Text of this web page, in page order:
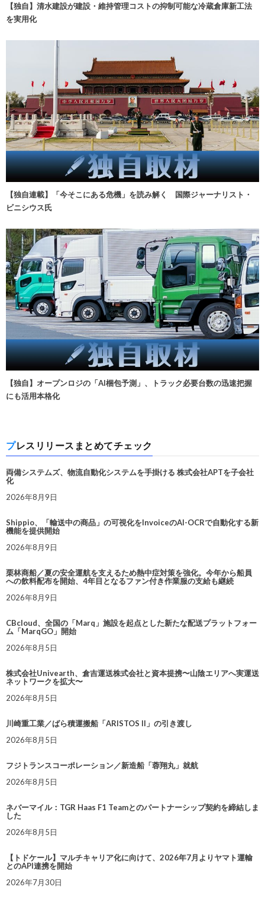
【独自】清水建設が建設・維持管理コストの抑制可能な冷蔵倉庫新工法
を実用化
【独自連載】「今そこにある危機」を読み解く 国際ジャーナリスト・
ビニシウス氏
【独自】オープンロジの「AI梱包予測」、トラック必要台数の迅速把握
にも活用本格化
プレスリリースまとめてチェック
両備システムズ、物流自動化システムを手掛ける 株式会社APTを子会社
化
2026年8月9日
Shippio、「輸送中の商品」の可視化をInvoiceのAI-OCRで自動化する新
機能を提供開始
2026年8月9日
栗林商船／夏の安全運航を支えるため熱中症対策を強化。今年から船員
への飲料配布を開始、4年目となるファン付き作業服の支給も継続
2026年8月9日
CBcloud、全国の「Marq」施設を起点とした新たな配送プラットフォー
ム「MarqGO」開始
2026年8月5日
株式会社Univearth、倉吉運送株式会社と資本提携〜山陰エリアへ実運送
ネットワークを拡大〜
2026年8月5日
川崎重工業／ばら積運搬船「ARISTOS II」の引き渡し
2026年8月5日
フジトランスコーポレーション／新造船「蓉翔丸」就航
2026年8月5日
ネバーマイル：TGR Haas F1 Teamとのパートナーシップ契約を締結しま
した
2026年8月5日
【トドケール】マルチキャリア化に向けて、2026年7月よりヤマト運輸
とのAPI連携を開始
2026年7月30日